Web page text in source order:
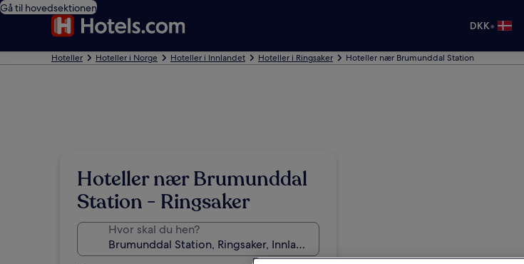
Gå til hovedsektionen
DKK•
Hoteller Hoteller i Norge Hoteller i Innlandet Hoteller i Ringsaker Hoteller nær Brumunddal Station
Hoteller nær Brumunddal
Station - Ringsaker
Hvor skal du hen?